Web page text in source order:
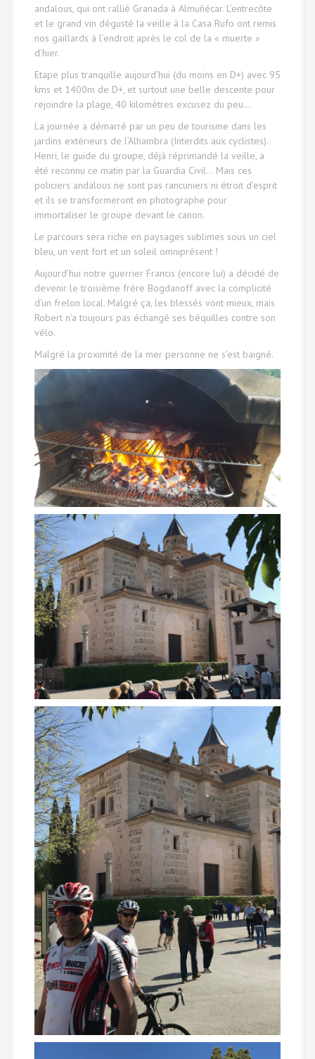
andalous, qui ont rallié Granada à Almuñécar. L’entrecôte
et le grand vin dégusté la veille à la Casa Rufo ont remis
nos gaillards à l’endroit après le col de la « muerte »
d’hier.
Etape plus tranquille aujourd’hui (du moins en D+) avec 95
kms et 1400m de D+, et surtout une belle descente pour
rejoindre la plage, 40 kilomètres excusez du peu…
La journée a démarré par un peu de tourisme dans les
jardins extérieurs de l’Alhambra (Interdits aux cyclistes).
Henri, le guide du groupe, déjà réprimandé la veille, a
été reconnu ce matin par la Guardia Civil… Mais ces
policiers andalous ne sont pas rancuniers ni étroit d’esprit
et ils se transformeront en photographe pour
immortaliser le groupe devant le canon.
Le parcours sera riche en paysages sublimes sous un ciel
bleu, un vent fort et un soleil omniprésent !
Aujourd’hui notre guerrier Francis (encore lui) a décidé de
devenir le troisième frère Bogdanoff avec la complicité
d’un frelon local. Malgré ça, les blessés vont mieux, mais
Robert n’a toujours pas échangé ses béquilles contre son
vélo.
Malgré la proximité de la mer personne ne s’est baigné.